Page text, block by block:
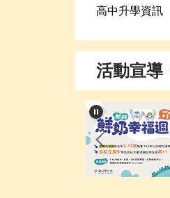
高中升學資訊
活動宣導